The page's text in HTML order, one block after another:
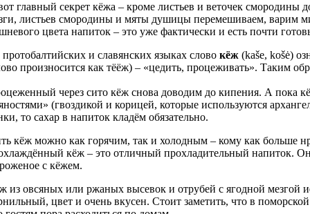
главный секрет кёжа – кроме листьев и веточек
листьев смородины и мяты душицы перемешиваем, варим
цвета напиток – это уже фактически и есть почти
и славянских языках словокёж (kaše, košė)
произносится как тёёж) – «цедить, процеживать». Таким
через сито кёж снова доводим до кипения. А пока
(гвоздикой и корицей, которые используются
то сахар в напиток кладём обязательно.
кёж можно как горячим, так и холодным – кому как больше
кёж – это отличный прохладительный напиток.
с кёжем.
из овсяных или ржаных высевок и отрубей с ягодной мезгой
цвет и очень вкусен. Стоит заметить, что в